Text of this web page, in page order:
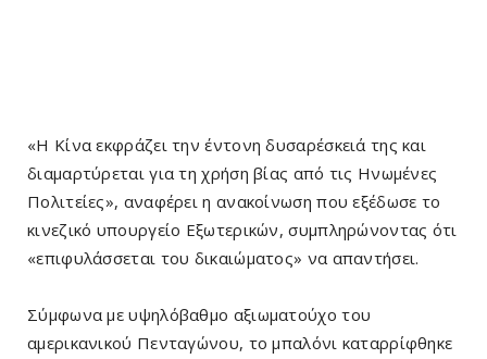
«Η Κίνα εκφράζει την έντονη δυσαρέσκειά της και
διαμαρτύρεται για τη χρήση βίας από τις Ηνωμένες
Πολιτείες», αναφέρει η ανακοίνωση που εξέδωσε το
κινεζικό υπουργείο Εξωτερικών, συμπληρώνοντας ότι
«επιφυλάσσεται του δικαιώματος» να απαντήσει.
Σύμφωνα με υψηλόβαθμο αξιωματούχο του
αμερικανικού Πενταγώνου, το μπαλόνι καταρρίφθηκε